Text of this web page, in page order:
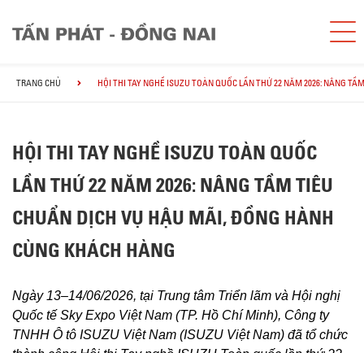
TRANG CHỦ HỘI THI TAY NGHỀ ISUZU TOÀN QUỐC LẦN THỨ 22 NĂM 2026: NÂNG
HỘI THI TAY NGHỀ ISUZU TOÀN QUỐC
LẦN THỨ 22 NĂM 2026: NÂNG TẦM TIÊU
CHUẨN DỊCH VỤ HẬU MÃI, ĐỒNG HÀNH
CÙNG KHÁCH HÀNG
Ngày 13–14/06/2026, tại Trung tâm Triển lãm và Hội nghị
Quốc tế Sky Expo Việt Nam (TP. Hồ Chí Minh), Công ty
TNHH Ô tô ISUZU Việt Nam (ISUZU Việt Nam) đã tổ chức